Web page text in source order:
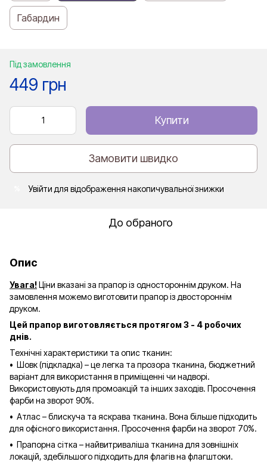
Габардин
Під замовлення
449 грн
Купити
Замовити швидко
Увійти для відображення накопичувальної знижки
До обраного
Опис
Увага!Ціни вказані за прапор із одностороннім друком. На
замовлення можемо виготовити прапор із двостороннім
друком.
Цей прапор виготовляється протягом 3 - 4 робочих
днів.
Технічні характеристики та опис тканин:
• Шовк (підкладка) – це легка та прозора тканина, бюджетний
варіант для використання в приміщенні чи надворі.
Використовують для промоакцій та інших заходів. Просочення
фарби на зворот 90%.
• Атлас – блискуча та яскрава тканина. Вона більше підходить
для офісного використання. Просочення фарби на зворот 70%.
• Прапорна сітка – найвитриваліша тканина для зовнішніх
локацій, здебільшого підходить для флагів на флагштоки.